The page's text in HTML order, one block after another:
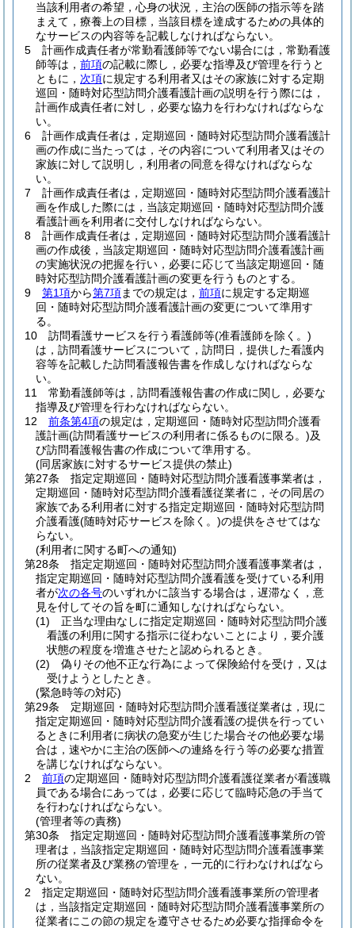
当該利用者の希望，心身の状況，主治の医師の指示等を踏
まえて，療養上の目標，当該目標を達成するための具体的
なサービスの内容等を記載しなければならない。
5
計画作成責任者が常勤看護師等でない場合には，常勤看護
師等は， 前項の記載に際し，必要な指導及び管理を行うと
ともに， 次項に規定する利用者又はその家族に対する定期
巡回・随時対応型訪問介護看護計画の説明を行う際には，
計画作成責任者に対し，必要な協力を行わなければならな
い。
6
計画作成責任者は，定期巡回・随時対応型訪問介護看護計
画の作成に当たっては，その内容について利用者又はその
家族に対して説明し，利用者の同意を得なければならな
い。
7
計画作成責任者は，定期巡回・随時対応型訪問介護看護計
画を作成した際には，当該定期巡回・随時対応型訪問介護
看護計画を利用者に交付しなければならない。
8
計画作成責任者は，定期巡回・随時対応型訪問介護看護計
画の作成後，当該定期巡回・随時対応型訪問介護看護計画
の実施状況の把握を行い，必要に応じて当該定期巡回・随
時対応型訪問介護看護計画の変更を行うものとする。
9
第1項から第7項までの規定は， 前項に規定する定期巡
回・随時対応型訪問介護看護計画の変更について準用す
る。
10
訪問看護サービスを行う看護師等(准看護師を除く。)
は，訪問看護サービスについて，訪問日，提供した看護内
容等を記載した訪問看護報告書を作成しなければならな
い。
11
常勤看護師等は，訪問看護報告書の作成に関し，必要な
指導及び管理を行わなければならない。
12
前条第4項の規定は，定期巡回・随時対応型訪問介護看
護計画(訪問看護サービスの利用者に係るものに限る。)及
び訪問看護報告書の作成について準用する。
(同居家族に対するサービス提供の禁止)
第27条
指定定期巡回・随時対応型訪問介護看護事業者は，
定期巡回・随時対応型訪問介護看護従業者に，その同居の
家族である利用者に対する指定定期巡回・随時対応型訪問
介護看護(随時対応サービスを除く。)の提供をさせてはな
らない。
(利用者に関する町への通知)
第28条
指定定期巡回・随時対応型訪問介護看護事業者は，
指定定期巡回・随時対応型訪問介護看護を受けている利用
者が次の各号のいずれかに該当する場合は，遅滞なく，意
見を付してその旨を町に通知しなければならない。
(1)
正当な理由なしに指定定期巡回・随時対応型訪問介護
看護の利用に関する指示に従わないことにより，要介護
状態の程度を増進させたと認められるとき。
(2)
偽りその他不正な行為によって保険給付を受け，又は
受けようとしたとき。
(緊急時等の対応)
第29条
定期巡回・随時対応型訪問介護看護従業者は，現に
指定定期巡回・随時対応型訪問介護看護の提供を行ってい
るときに利用者に病状の急変が生じた場合その他必要な場
合は，速やかに主治の医師への連絡を行う等の必要な措置
を講じなければならない。
2
前項の定期巡回・随時対応型訪問介護看護従業者が看護職
員である場合にあっては，必要に応じて臨時応急の手当て
を行わなければならない。
(管理者等の責務)
第30条
指定定期巡回・随時対応型訪問介護看護事業所の管
理者は，当該指定定期巡回・随時対応型訪問介護看護事業
所の従業者及び業務の管理を，一元的に行わなければなら
ない。
2
指定定期巡回・随時対応型訪問介護看護事業所の管理者
は，当該指定定期巡回・随時対応型訪問介護看護事業所の
従業者にこの節の規定を遵守させるため必要な指揮命令を